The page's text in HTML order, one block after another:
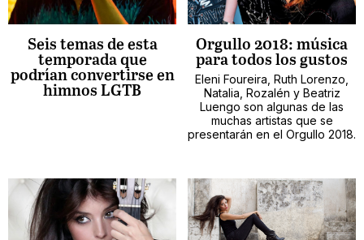
Seis temas de esta
temporada que
podrían convertirse en
himnos LGTB
Orgullo 2018: música
para todos los gustos
Eleni Foureira, Ruth Lorenzo,
Natalia, Rozalén y Beatriz
Luengo son algunas de las
muchas artistas que se
presentarán en el Orgullo 2018.